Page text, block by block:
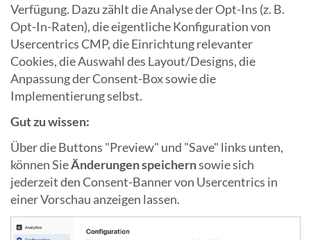
Verfügung. Dazu zählt die Analyse der Opt-Ins (z. B.
Opt-In-Raten), die eigentliche Konfiguration von
Usercentrics CMP, die Einrichtung relevanter
Cookies, die Auswahl des Layout/Designs, die
Anpassung der Consent-Box sowie die
Implementierung selbst.
Gut zu wissen:
Über die Buttons "Preview" und "Save" links unten,
können SieÄnderungen speichernsowie sich
jederzeit den Consent-Banner von Usercentrics in
einer Vorschau anzeigen lassen.